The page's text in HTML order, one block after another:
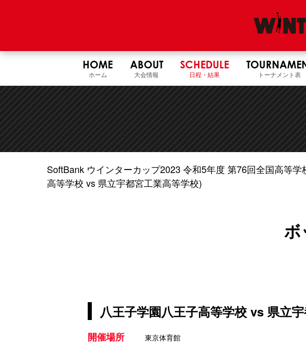
HOME
ホーム
ABOUT
大会情報
SCHEDULE
日程・結果 トーナメント表
SoftBank ウインターカップ2023 令和5年度 第76回全国高等
高等学校 vs 県立宇都宮工業高等学校)
ボ
八王子学園八王子高等学校 vs 県立
開催場所 東京体育館